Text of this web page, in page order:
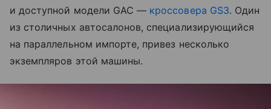
и доступной модели GAC — кроссовера GS3. Один
из столичных автосалонов, специализирующийся
на параллельном импорте, привез несколько
экземпляров этой машины.